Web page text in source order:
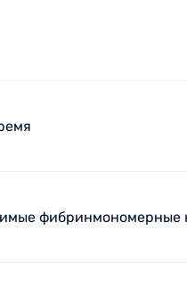
фибринмономерные